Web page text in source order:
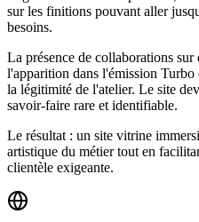
sur les finitions pouvant aller
besoins.
La présence de collaborations sur
l'apparition dans l'émission
la légitimité de l'atelier. Le site
savoir-faire rare et identifiable.
Le résultat : un site vitrine
artistique du métier tout en
clientèle exigeante.